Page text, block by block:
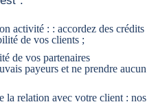
activité : : accordez des crédits
de vos clients ;
de vos partenaires
payeurs et ne prendre aucun
la relation avec votre client : nos